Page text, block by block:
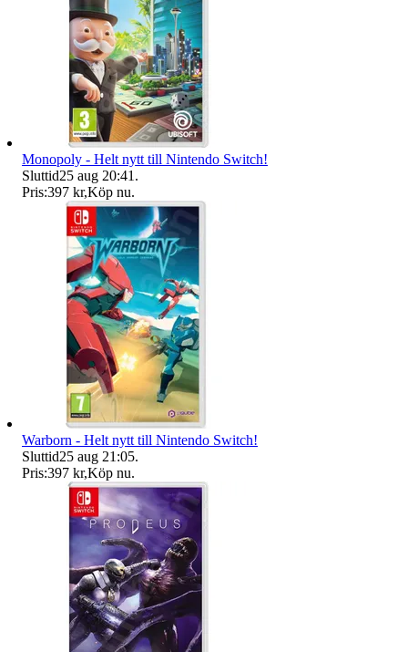
Monopoly - Helt nytt till Nintendo Switch!
Sluttid25 aug 20:41 .
Pris:397 kr,Köp nu.
Warborn - Helt nytt till Nintendo Switch!
Sluttid25 aug 21:05.
Pris:397 kr,Köp nu.